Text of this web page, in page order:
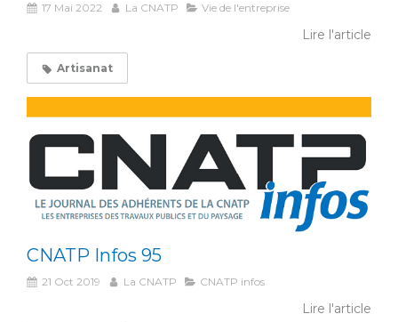
17 Mai 2022 La CNATP Vie de l'entreprise
Lire l'article
Artisanat
CNATP Infos 95
21 Oct 2019 La CNATP CNATP infos
Lire l'article